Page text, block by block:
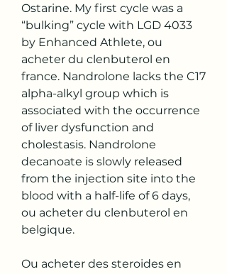
Ostarine. My first cycle was a
“bulking” cycle with LGD 4033
by Enhanced Athlete, ou
acheter du clenbuterol en
france. Nandrolone lacks the C17
alpha-alkyl group which is
associated with the occurrence
of liver dysfunction and
cholestasis. Nandrolone
decanoate is slowly released
from the injection site into the
blood with a half-life of 6 days,
ou acheter du clenbuterol en
belgique.
Ou acheter des steroides en